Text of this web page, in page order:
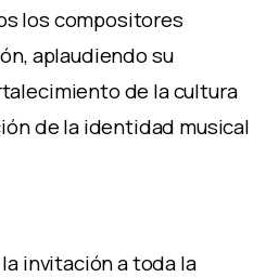
los compositores
aplaudiendo su
de la cultura
de la identidad musical
invitación a toda la